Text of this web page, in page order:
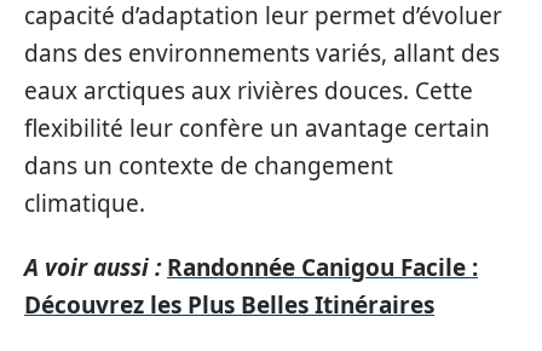
capacité d’adaptation leur permet d’évoluer
dans des environnements variés, allant des
eaux arctiques aux rivières douces. Cette
flexibilité leur confère un avantage certain
dans un contexte de changement
climatique.
A voir aussi : Randonnée Canigou Facile :
Découvrez les Plus Belles Itinéraires